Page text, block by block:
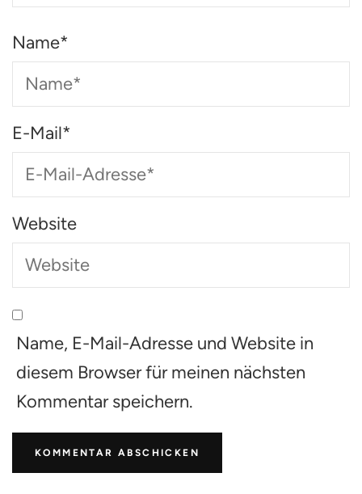
Name*
E-Mail*
Website
Name, E-Mail-Adresse und Website in
diesem Browser für meinen nächsten
Kommentar speichern.